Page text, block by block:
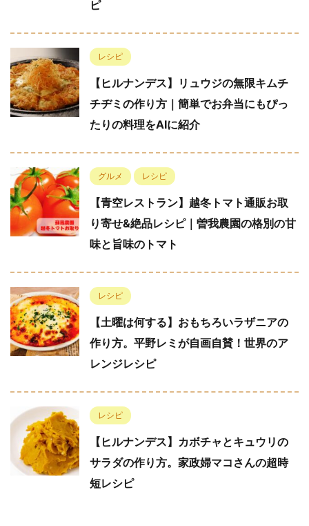
ピ
レシピ
【ヒルナンデス】リュウジの無限キムチ
チヂミの作り方｜簡単でお弁当にもぴっ
たりの料理をAIに紹介
グルメ レシピ
【青空レストラン】越冬トマト通販お取
り寄せ&絶品レシピ｜曽我農園の格別の甘
味と旨味のトマト
レシピ
【土曜は何する】おもちろいラザニアの
作り方。平野レミが自画自賛！世界のア
レンジレシピ
レシピ
【ヒルナンデス】カボチャとキュウリの
サラダの作り方。家政婦マコさんの超時
短レシピ